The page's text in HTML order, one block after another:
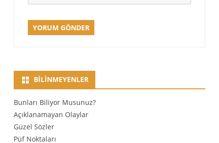
BILINMEYENLER
Bunları Biliyor Musunuz?
Açıklanamayan Olaylar
Güzel Sözler
Püf Noktaları